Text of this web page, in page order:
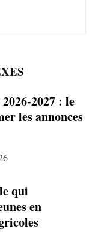
2027 : le
les annonces
qui
en